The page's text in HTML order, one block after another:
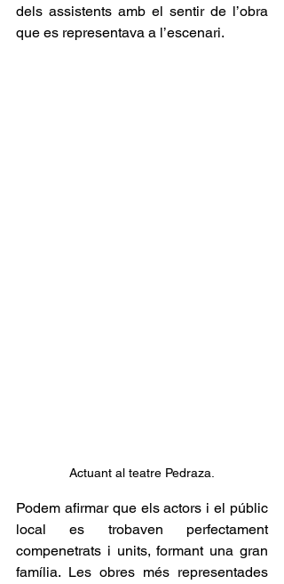
dels assistents amb el sentir de l’obra
que es representava a l’escenari.
Actuant al teatre Pedraza.
Podem afirmar que els actors i el públic
local es trobaven perfectament
compenetrats i units, formant una gran
família. Les obres més representades